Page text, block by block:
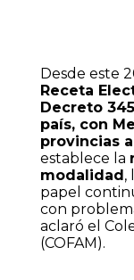
Desde este
Receta
Decreto
país, con
provincias
establece la
modalidad ,
papel
con
aclaró el
(COFAM).